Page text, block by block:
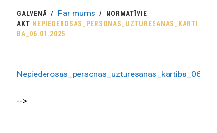
GALVENĀ Par mums
NORMATĪVIE
AKTI NEPIEDEROSAS_PERSONAS_UZTURESANAS_KARTI
BA_06.01.2025
-->